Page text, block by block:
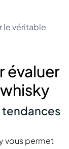
le véritable
évaluer
tendances
vous permet